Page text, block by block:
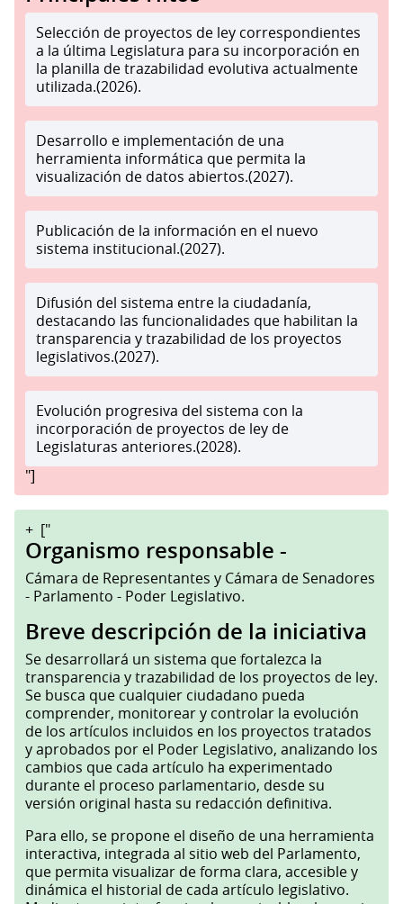
Selección de proyectos de ley correspondientes
a la última Legislatura para su incorporación en
la planilla de trazabilidad evolutiva actualmente
utilizada.(2026).
Desarrollo e implementación de una
herramienta informática que permita la
visualización de datos abiertos.(2027).
Publicación de la información en el nuevo
sistema institucional.(2027).
Difusión del sistema entre la ciudadanía,
destacando las funcionalidades que habilitan la
transparencia y trazabilidad de los proyectos
legislativos.(2027).
Evolución progresiva del sistema con la
incorporación de proyectos de ley de
Legislaturas anteriores.(2028).
"]
+ ["
Organismo responsable -
Cámara de Representantes y Cámara de Senadores
- Parlamento - Poder Legislativo.
Breve descripción de la iniciativa
Se desarrollará un sistema que fortalezca la
transparencia y trazabilidad de los proyectos de ley.
Se busca que cualquier ciudadano pueda
comprender, monitorear y controlar la evolución
de los artículos incluidos en los proyectos tratados
y aprobados por el Poder Legislativo, analizando los
cambios que cada artículo ha experimentado
durante el proceso parlamentario, desde su
versión original hasta su redacción definitiva.
Para ello, se propone el diseño de una herramienta
interactiva, integrada al sitio web del Parlamento,
que permita visualizar de forma clara, accesible y
dinámica el historial de cada artículo legislativo.